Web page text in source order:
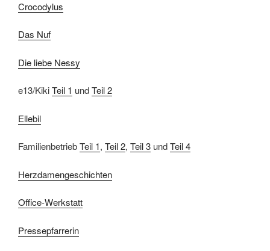
Crocodylus
Das Nuf
Die liebe Nessy
e13/KikiTeil 1 undTeil 2
Ellebil
FamilienbetriebTeil 1, Teil 2, Teil 3 undTeil 4
Herzdamengeschichten
Office-Werkstatt
Pressepfarrerin